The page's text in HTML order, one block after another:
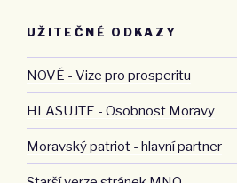
UŽITEČNÉ ODKAZY
NOVÉ - Vize pro prosperitu
HLASUJTE - Osobnost Moravy
Moravský patriot - hlavní partner